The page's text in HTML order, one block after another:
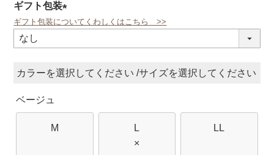
ギフト包装
(必
ギフト包装についてくわしくはこちら >>
カラー サイズ
ベージュ
M
L
×
LL